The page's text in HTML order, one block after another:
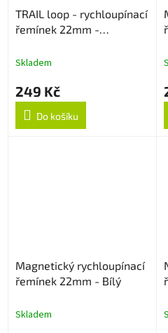
TRAIL loop - rychloupínací
řemínek 22mm -
Skladem
249 Kč
Do košíku
Magnetický rychloupínací
řemínek 22mm - Bílý
Skladem